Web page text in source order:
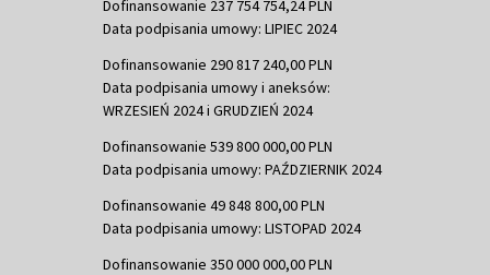
Dofinansowanie 237 754 754,24 PLN
Data podpisania umowy: LIPIEC 2024
Dofinansowanie 290 817 240,00 PLN
Data podpisania umowy i aneksów:
WRZESIEŃ 2024 i GRUDZIEŃ 2024
Dofinansowanie 539 800 000,00 PLN
Data podpisania umowy: PAŹDZIERNIK 2024
Dofinansowanie 49 848 800,00 PLN
Data podpisania umowy: LISTOPAD 2024
Dofinansowanie 350 000 000,00 PLN